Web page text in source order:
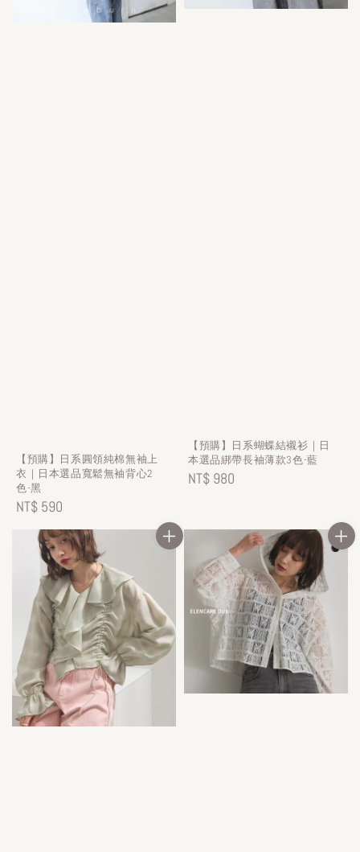
【預購】日系圓領純棉無袖上
衣｜日本選品寬鬆無袖背心2
色-黑
Regular
price
NT$ 590
【預購】日系蝴蝶結襯衫｜日
本選品綁帶長袖薄款3色-藍
Regular
NT$ 980